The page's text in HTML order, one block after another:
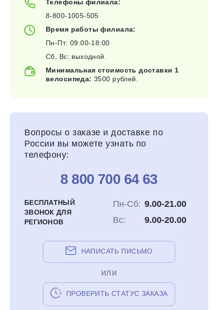
Телефоны филиала:
8-800-1005-505
Время работы филиала:
Пн-Пт: 09:00-18:00
Сб, Вс: выходной.
Минимальная стоимость доставки 1
велосипеда:3500 рублей.
Вопросы о заказе и доставке по
России вы можете узнать по
телефону:
8 800 700 64 63
БЕСПЛАТНЫЙ
ЗВОНОК ДЛЯ
РЕГИОНОВ
Пн-Сб: 9.00-21.00
Вс:
9.00-20.00
НАПИСАТЬ ПИСЬМО
или
ПРОВЕРИТЬ СТАТУС ЗАКАЗА